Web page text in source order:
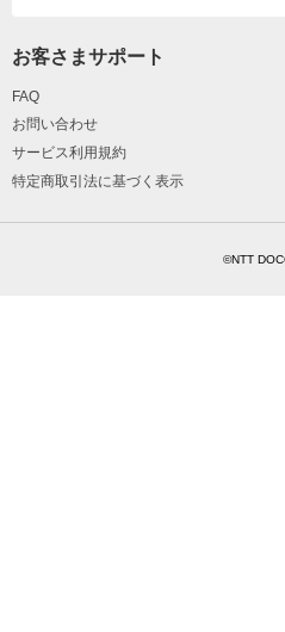
お客さまサポート
FAQ
お問い合わせ
サービス利用規約
特定商取引法に基づく表示
©NTT